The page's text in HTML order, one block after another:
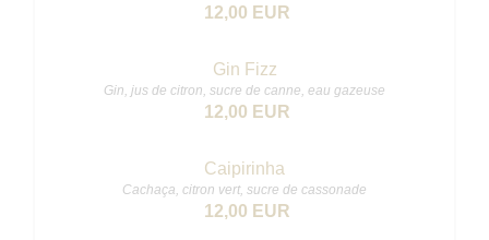
12,00 EUR
Gin Fizz
Gin, jus de citron, sucre de canne, eau gazeuse
12,00 EUR
Caipirinha
Cachaça, citron vert, sucre de cassonade
12,00 EUR